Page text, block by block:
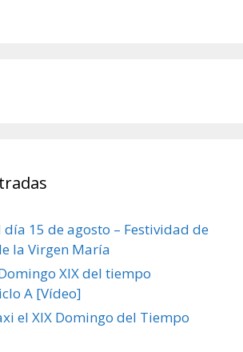
día 15 de agosto – Festividad de
la Virgen María
XIX del tiempo
A [Vídeo]
el XIX Domingo del Tiempo